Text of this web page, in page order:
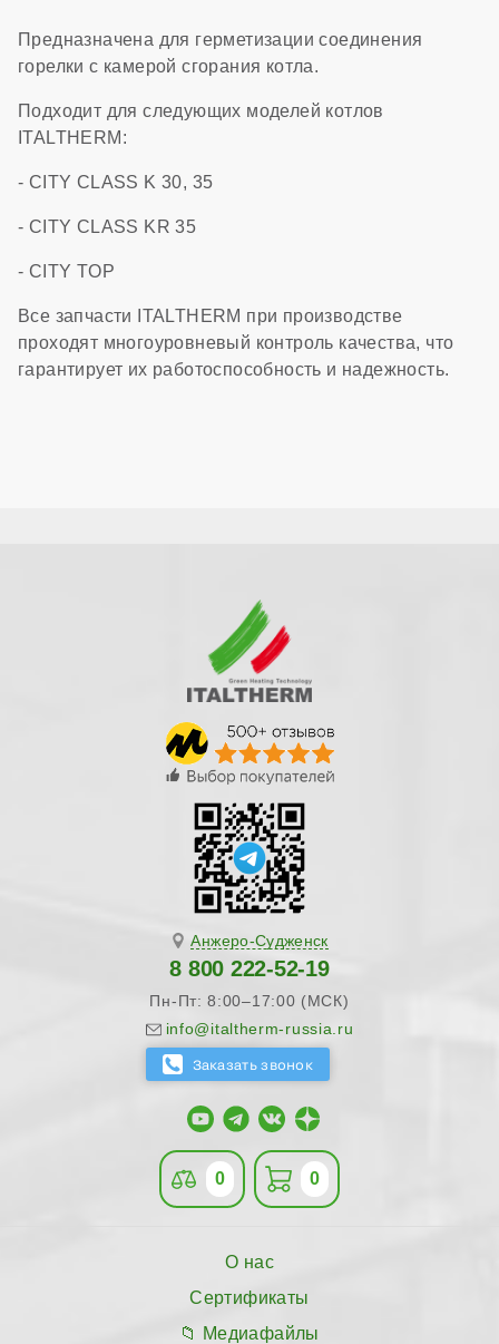
Предназначена для герметизации соединения
горелки с камерой сгорания котла.
Подходит для следующих моделей котлов
ITALTHERM:
- CITY CLASS K 30, 35
- CITY CLASS KR 35
- CITY TOP
Все запчасти ITALTHERM при производстве
проходят многоуровневый контроль качества, что
гарантирует их работоспособность и надежность.
Анжеро-Судженск
8 800 222-52-19
Пн-Пт: 8:00–17:00 (МСК)
info@italtherm-russia.ru
0 0
О нас
Сертификаты
Медиафайлы